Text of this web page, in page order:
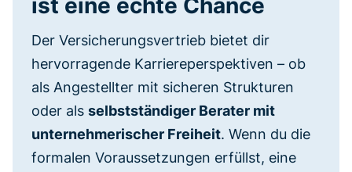
Der Versicherungsvertrieb bietet dir
hervorragende Karriereperspektiven – ob
als Angestellter mit sicheren Strukturen
oder als selbstständiger Berater mit
unternehmerischer Freiheit. Wenn du die
formalen Voraussetzungen erfüllst, eine